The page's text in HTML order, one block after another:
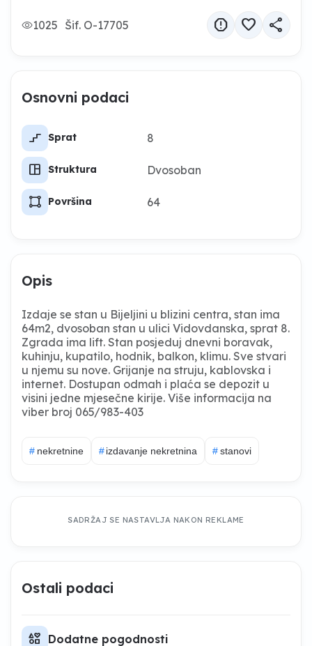
1025 Šif. O-17705 report favorite share
Osnovni podaci
stairs_2 Sprat 8
space_dashboard Struktura Dvosoban
activity_zone Površina 64
Opis
Izdaje se stan u Bijeljini u blizini centra, stan ima
64m2, dvosoban stan u ulici Vidovdanska, sprat 8.
Zgrada ima lift. Stan posjeduj dnevni boravak,
kuhinju, kupatilo, hodnik, balkon, klimu. Sve stvari
u njemu su nove. Grijanje na struju, kablovska i
internet. Dostupan odmah i plaća se depozit u
visini jedne mjesečne kirije. Više informacija na
viber broj 065/983-403
# nekretnine # izdavanje nekretnina #stanovi
SADRŽAJ SE NASTAVLJA NAKON REKLAME
Ostali podaci
interests Dodatne pogodnosti